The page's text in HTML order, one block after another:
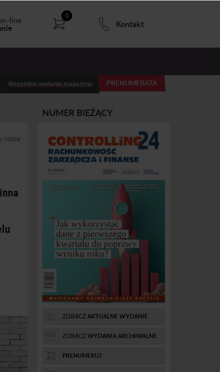
line 0
Kontakt
PRENUMERATA
Wszystkie wydania magazynu
7/2018
NUMER BIEŻĄCY
ZOBACZAKTUALNE WYDANIE
ZOBACZWYDANIA ARCHIWALNE
PRENUMERUJ